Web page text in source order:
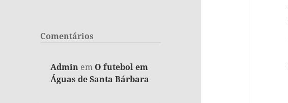
Comentários
Admin em O futebol em
Águas de Santa Bárbara